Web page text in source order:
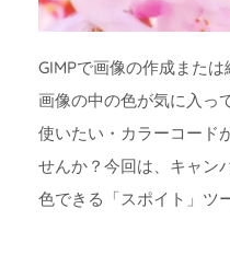
GIMPで画像の作成または
画像の中の色が気に入っ
使いたい・カラーコード
せんか？今回は、キャン
色できる「スポイト」ツ